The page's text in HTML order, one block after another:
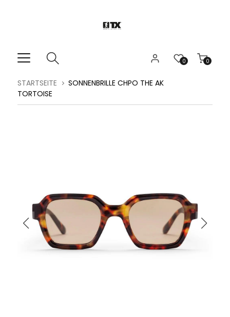
0
0
STARTSEITE
SONNENBRILLE CHPO THE AK
TORTOISE